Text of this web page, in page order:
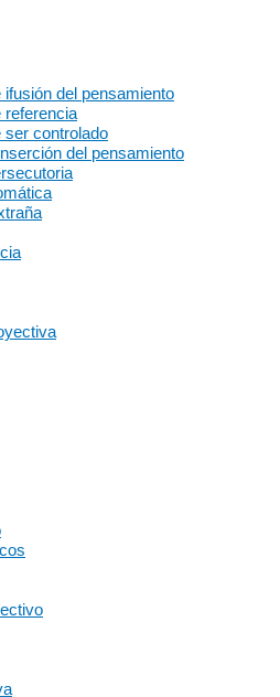
ifusión del pensamiento
referencia
ser controlado
del pensamiento